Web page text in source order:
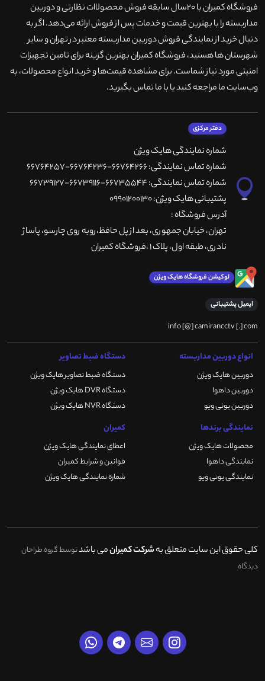
فروشگاه کمیران با ۲۰سال سابقه فروش محصولاات نظارتی و دوربین
مداربسته را با بهترین قیمت و خدمات پس از فروش ارائه می‌دهد. اگر به
دنبال خرید از نمایندگی فروش دوربین مداربسته معتبر در تهران و سایر
شهرستان ها هستید، فروشگاه کمیران بهترین گزینه برای تامین تجهیزات
امنیتی مورد نیاز شماست. برای مشاهده قیمت‌ها و خرید انواع محصولات، به
وب‌سایت ما مراجعه کنید یا با ما تماس بگیرید.
دفتر مرکزی
شماره نمایندگی هایک ویژن
شماره تماس نمایندگی: 66764266-66764236-66764257
شماره تماس نمایندگی: 66735544-66739116-66739127
پشتیبانی هایک ویژن: 09901200130
آدرس فروشگاه :
تهران، خيابان جمهوری، بعد از پل حافظ،روبه روی چارسو، پاساژ
نادری، طبقه اول، پلاک 1 ،فروشگاه کمیران
لوکیشن فروشگاه هایک ویژن
ایمیل پشتیبانی
info [@] camirancctv [.] com
انواع دوربین مداربسته
دوربین هایک ویژن
دوربین داهوا
دوربین یونی ویو
دستگاه ضبط تصاویر
دستگاه ضبط تصاویر هایک ویژن
دستگاه DVR هایک ویژن
دستگاه NVR هایک ویژن
نمایندگی برندها
محصولات هایک ویژن
نمایندگی داهوا
نمایندگی یونی ویو
کمیران
اعطای نمایندگی هایک ویژن
قوانین و شرایط کمیران
شماره نمایندگی هایک ویژن
کلی حقوق این سایت متعلق بهشرکت کمیرانمی باشدتوسط گروه طراحان
دیدگاه